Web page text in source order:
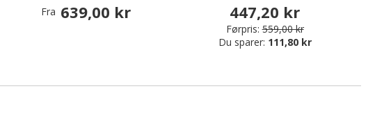
Fra 639,00 kr 447,20 kr
Førpris: 559,00 kr
Du sparer: 111,80 kr